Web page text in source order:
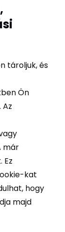
tároljuk, és
Ön
már
kat
hogy
majd